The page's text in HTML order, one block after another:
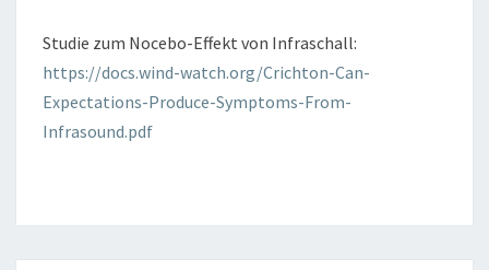
Studie zum Nocebo-Effekt von Infraschall:
https://docs.wind-watch.org/Crichton-Can-
Expectations-Produce-Symptoms-From-
Infrasound.pdf